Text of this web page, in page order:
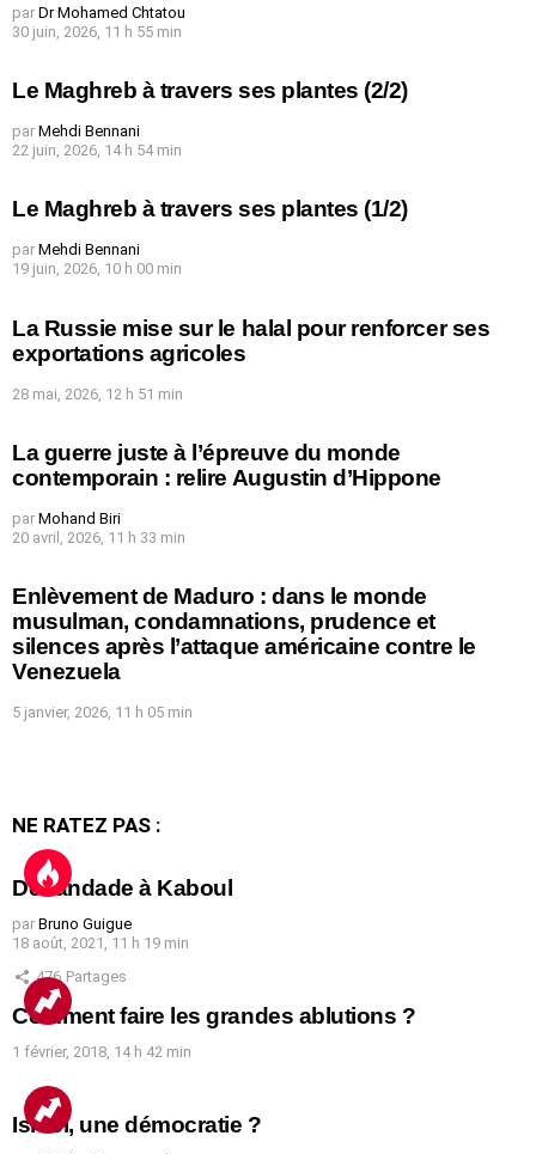
par Dr Mohamed Chtatou
30 juin, 2026, 11 h 55 min
Le Maghreb à travers ses plantes (2/2)
par Mehdi Bennani
22 juin, 2026, 14 h 54 min
Le Maghreb à travers ses plantes (1/2)
par Mehdi Bennani
19 juin, 2026, 10 h 00 min
La Russie mise sur le halal pour renforcer ses
exportations agricoles
28 mai, 2026, 12 h 51 min
La guerre juste à l’épreuve du monde
contemporain : relire Augustin d’Hippone
par Mohand Biri
20 avril, 2026, 11 h 33 min
Enlèvement de Maduro : dans le monde
musulman, condamnations, prudence et
silences après l’attaque américaine contre le
Venezuela
5 janvier, 2026, 11 h 05 min
NE RATEZ PAS :
Débandade à Kaboul
par Bruno Guigue
18 août, 2021, 11 h 19 min
476 Partages
Comment faire les grandes ablutions ?
1 février, 2018, 14 h 42 min
Israël, une démocratie ?